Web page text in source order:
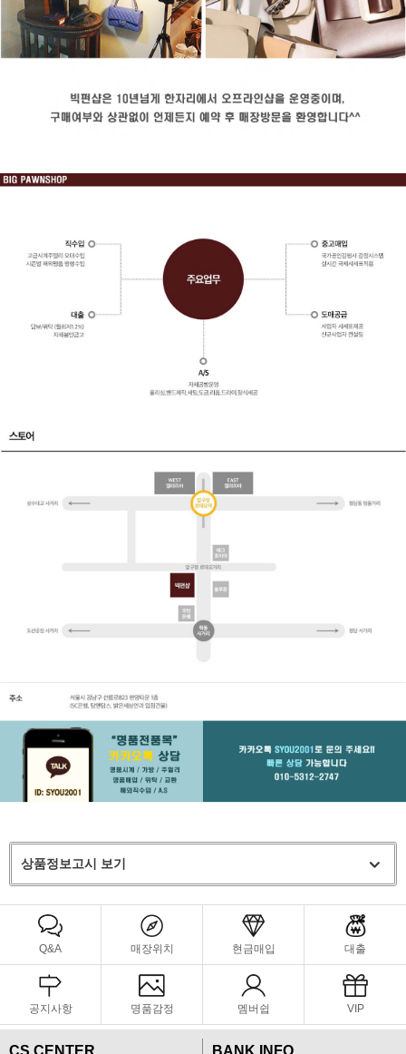
상품정보고시 보기
Q&A 매장위치 현금매입 대출
공지사항 명품감정 멤버쉽 VIP